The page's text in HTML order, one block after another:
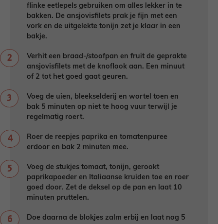
flinke eetlepels gebruiken om alles lekker in te
bakken. De ansjovisfilets prak je fijn met een
vork en de uitgelekte tonijn zet je klaar in een
bakje.
Verhit een braad-/stoofpan en fruit de geprakte
ansjovisfilets met de knoflook aan. Een minuut
of 2 tot het goed gaat geuren.
Voeg de uien, bleekselderij en wortel toen en
bak 5 minuten op niet te hoog vuur terwijl je
regelmatig roert.
Roer de reepjes paprika en tomatenpuree
erdoor en bak 2 minuten mee.
Voeg de stukjes tomaat, tonijn, gerookt
paprikapoeder en Italiaanse kruiden toe en roer
goed door. Zet de deksel op de pan en laat 10
minuten pruttelen.
Doe daarna de blokjes zalm erbij en laat nog 5